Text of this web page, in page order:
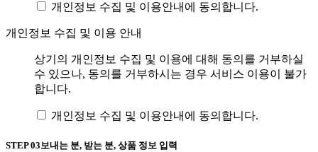
개인정보 수집 및 이용안내에 동의합니다.
개인정보 수집 및 이용 안내
상기의 개인정보 수집 및 이용에 대해 동의를 거부하실
수 있으나, 동의를 거부하시는 경우 서비스 이용이 불가
합니다.
개인정보 수집 및 이용안내에 동의합니다.
STEP 03보내는 분, 받는 분, 상품 정보 입력